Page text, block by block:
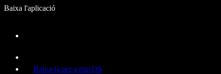
Baixa l'aplicació
Baixa-la per a macOS